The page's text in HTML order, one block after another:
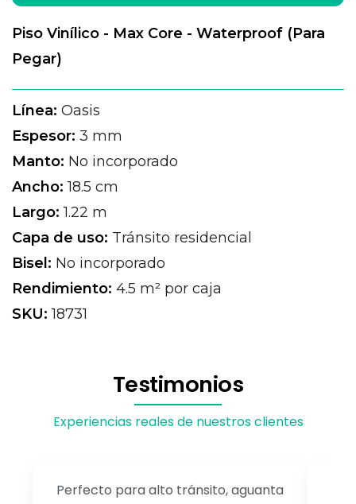
Piso Vinílico - Max Core - Waterproof (Para
Pegar)
Línea: Oasis
Espesor: 3 mm
Manto: No incorporado
Ancho: 18.5 cm
Largo: 1.22 m
Capa de uso: Tránsito residencial
Bisel: No incorporado
Rendimiento: 4.5 m² por caja
SKU: 18731
Testimonios
Experiencias reales de nuestros clientes
Perfecto para alto tránsito, aguanta